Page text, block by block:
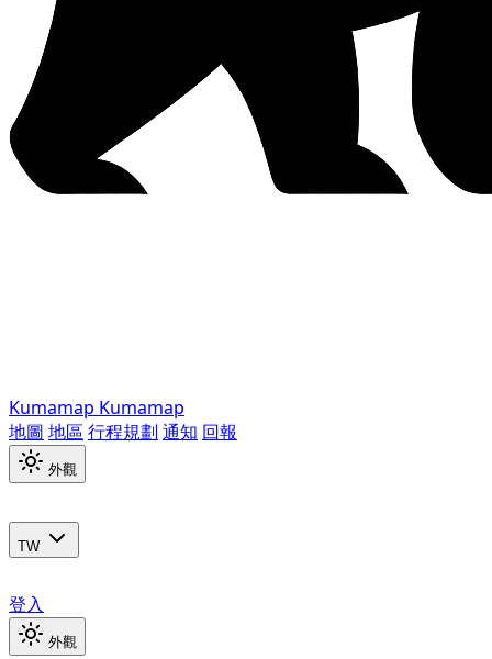
Kumamap Kumamap
地圖 地區 行程規劃 通知 回報
外觀
TW
登入
外觀